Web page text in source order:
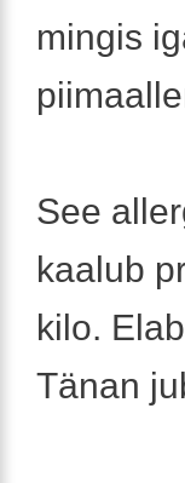
mingis
See
kaalub
kilo.
Tänan